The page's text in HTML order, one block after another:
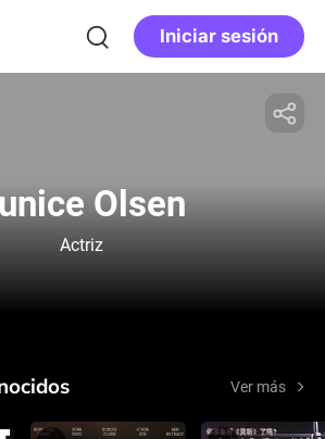
Iniciar sesión
Olsen
Actriz
Ver más